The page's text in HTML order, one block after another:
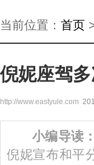
当前位置： 首页
倪妮座驾
http://www.eastyule.com
小编导读：
倪妮宣布和平